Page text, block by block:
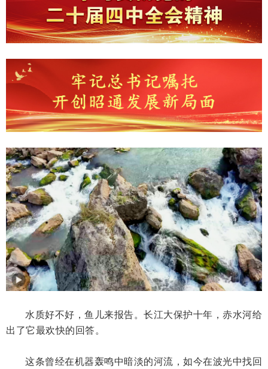
水质好不好，鱼儿来报告。长江大保护十年，赤水河给
出了它最欢快的回答。
这条曾经在机器轰鸣中暗淡的河流，如今在波光中找回